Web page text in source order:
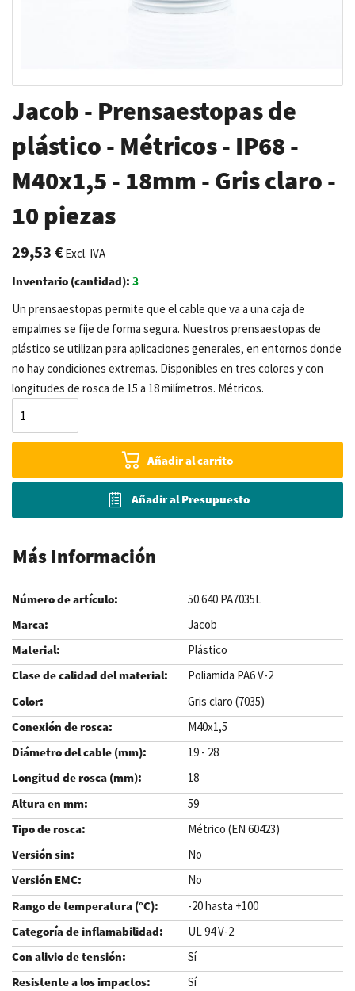
al
comienzo
de
la
galería
de
imágenes
Jacob - Prensaestopas de
plástico - Métricos - IP68 -
M40x1,5 - 18mm - Gris claro -
10 piezas
29,53 €Excl. IVA
Inventario (cantidad): 3
Un prensaestopas permite que el cable que va a una caja de
empalmes se fije de forma segura. Nuestros prensaestopas de
plástico se utilizan para aplicaciones generales, en entornos donde
no hay condiciones extremas. Disponibles en tres colores y con
longitudes de rosca de 15 a 18 milímetros. Métricos.
Añadir al carrito
Añadir al Presupuesto
Más Información
50.640 PA7035L
Jacob
Plástico
Poliamida PA6 V-2
Gris claro (7035)
M40x1,5
19 - 28
18
59
Métrico (EN 60423)
No
No
-20 hasta +100
UL 94 V-2
Sí
Sí